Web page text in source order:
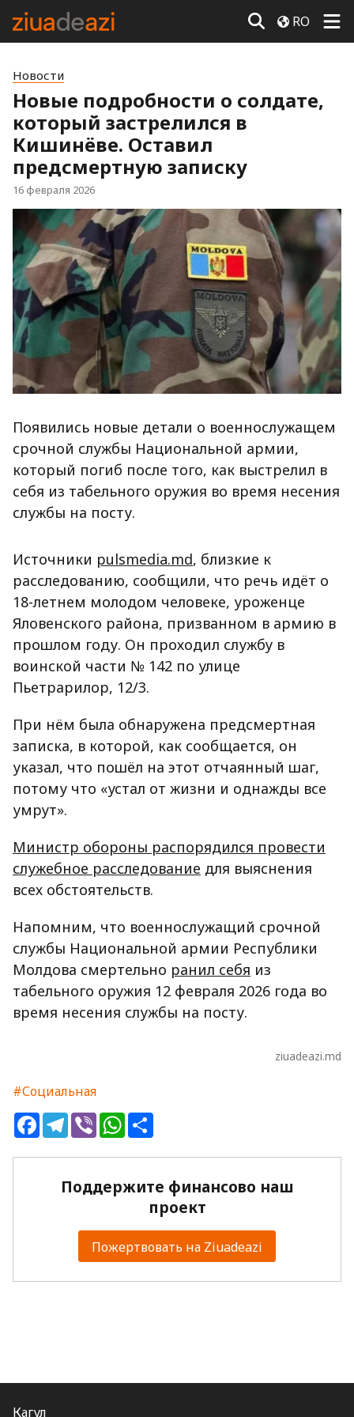
RO
Новости
Новые подробности о солдате,
который застрелился в
Кишинёве. Оставил
предсмертную записку
16 февраля 2026
Появились новые детали о военнослужащем
срочной службы Национальной армии,
который погиб после того, как выстрелил в
себя из табельного оружия во время несения
службы на посту.
Источники pulsmedia.md, близкие к
расследованию, сообщили, что речь идёт о
18-летнем молодом человеке, уроженце
Яловенского района, призванном в армию в
прошлом году. Он проходил службу в
воинской части № 142 по улице
Пьетрарилор, 12/3.
При нём была обнаружена предсмертная
записка, в которой, как сообщается, он
указал, что пошёл на этот отчаянный шаг,
потому что «устал от жизни и однажды все
умрут».
Министр обороны распорядился провести
служебное расследование для выяснения
всех обстоятельств.
Напомним, что военнослужащий срочной
службы Национальной армии Республики
Молдова смертельно ранил себя из
табельного оружия 12 февраля 2026 года во
время несения службы на посту.
ziuadeazi.md
#Социальная
FacebookTelegram
ViberWhatsApp
Поддержите финансово наш
проект
Пожертвовать на Ziuadeazi
Кагул